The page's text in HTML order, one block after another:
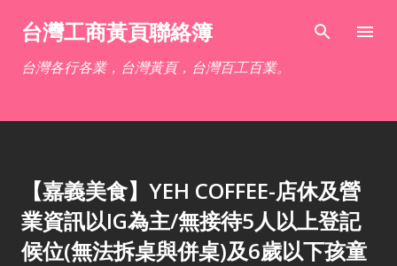
跳到主要內容
台灣工商黃頁聯絡簿
台灣各行各業，台灣黃頁，台灣百工百業。
【嘉義美食】YEH COFFEE-店休及營
業資訊以IG為主/無接待5人以上登記
候位(無法拆桌與併桌)及6歲以下孩童